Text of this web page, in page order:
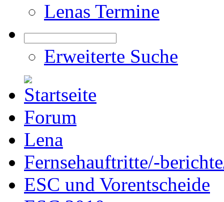
Lenas Termine
Erweiterte Suche
Forum
Lena
Fernsehauftritte/-
ESC und Vorentscheide